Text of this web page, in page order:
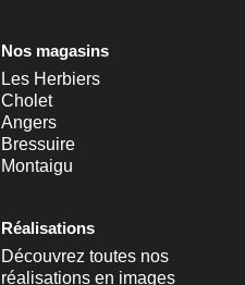
Nos magasins
Les Herbiers
Cholet
Angers
Bressuire
Montaigu
Réalisations
Découvrez toutes nos
réalisations en images